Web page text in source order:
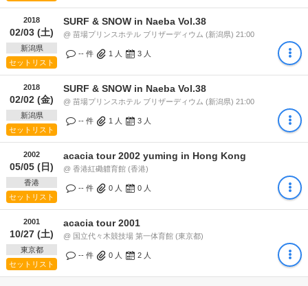
2018
02/03 (土)
新潟県
セットリスト
SURF & SNOW in Naeba Vol.38
@ 苗場プリンスホテル ブリザーディウム (新潟県) 21:00
-- 件 1 人 3 人
2018
02/02 (金)
新潟県
セットリスト
SURF & SNOW in Naeba Vol.38
@ 苗場プリンスホテル ブリザーディウム (新潟県) 21:00
-- 件 1 人 3 人
2002
05/05 (日)
香港
セットリスト
acacia tour 2002 yuming in Hong Kong
@ 香港紅磡軆育館 (香港)
-- 件 0 人 0 人
2001
10/27 (土)
東京都
セットリスト
acacia tour 2001
@ 国立代々木競技場 第一体育館 (東京都)
-- 件 0 人 2 人